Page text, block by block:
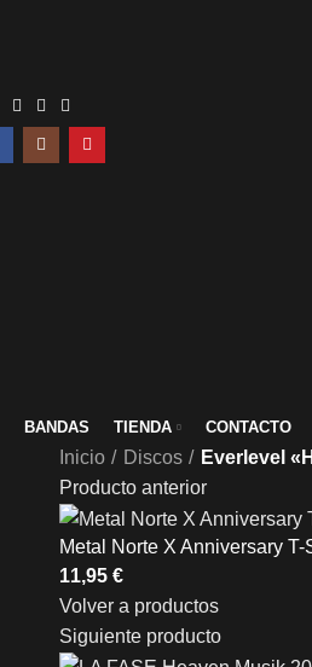
BANDAS TIENDA CONTACTO
Inicio Discos
Everlevel
Producto anterior
Metal Norte X Anniversary T-
Volver a productos
Siguiente producto